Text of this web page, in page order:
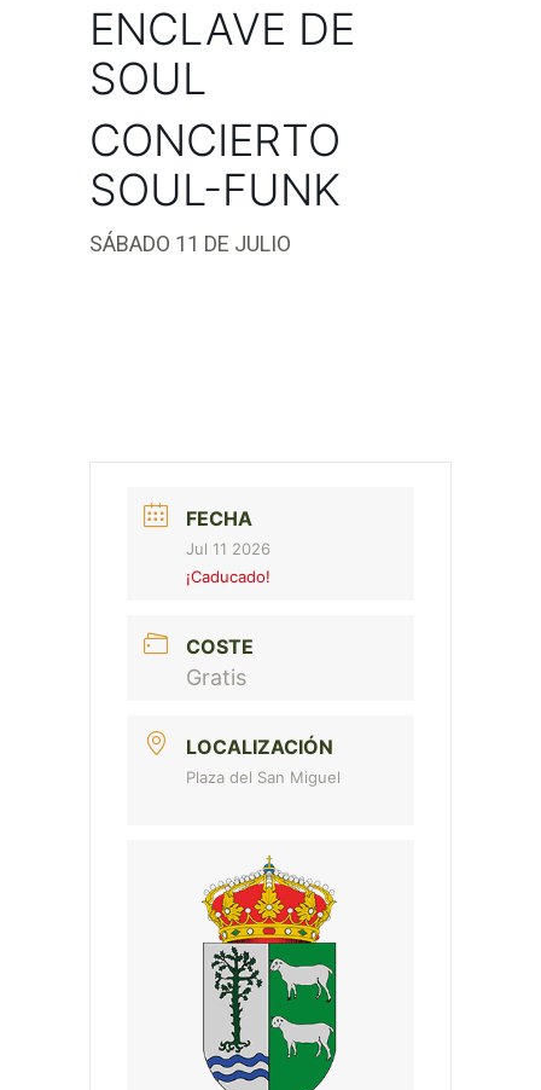
ENCLAVE DE
SOUL
CONCIERTO
SOUL-FUNK
SÁBADO 11 DE JULIO
FECHA
Jul 11 2026
¡Caducado!
COSTE
Gratis
LOCALIZACIÓN
Plaza del San Miguel